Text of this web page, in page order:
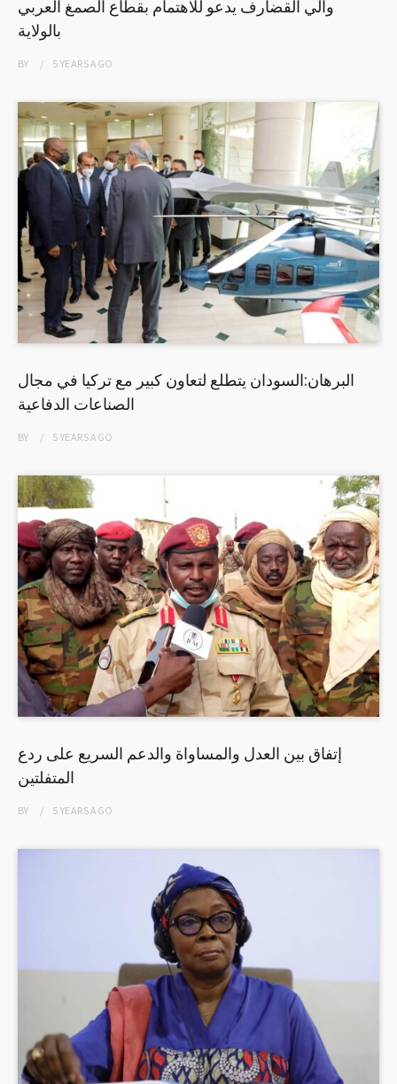
والي القضارف يدعو للاهتمام بقطاع الصمغ العربي
بالولاية
BY 5 YEARSAGO
البرهان:السودان يتطلع لتعاون كبير مع تركيا في مجال
الصناعات الدفاعية
BY 5 YEARSAGO
إتفاق بين العدل والمساواة والدعم السريع على ردع
المتفلتين
BY 5 YEARSAGO